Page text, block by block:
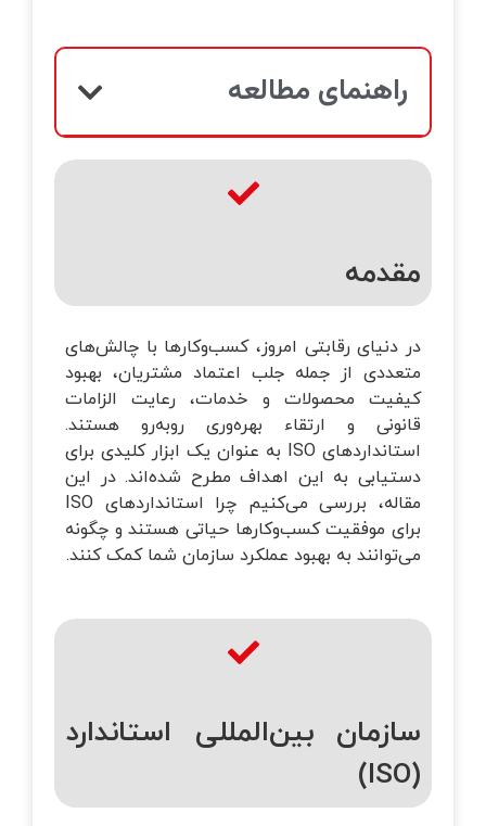
ساختمان
صنعت چهارم
طرح و پروژه
فنی
راهنمای مطالعه
مقدمه
در دنیای رقابتی امروز، کسب‌وکارها با چالش‌های
متعددی از جمله جلب اعتماد مشتریان، بهبود
کیفیت محصولات و خدمات، رعایت الزامات
قانونی و ارتقاء بهره‌وری روبه‌رو هستند.
استانداردهای ISO به عنوان یک ابزار کلیدی برای
دستیابی به این اهداف مطرح شده‌اند. در این
مقاله، بررسی می‌کنیم چرا استانداردهای ISO
برای موفقیت کسب‌وکارها حیاتی هستند و چگونه
می‌توانند به بهبود عملکرد سازمان شما کمک کنند.
سازمان بین‌المللی استاندارد
(ISO)